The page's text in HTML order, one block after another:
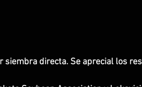
siembra directa. Se aprecial los